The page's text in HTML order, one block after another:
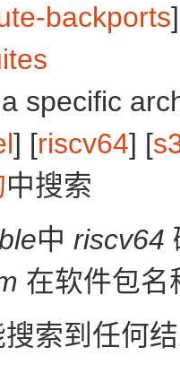
backports
specific
] [riscv64] [
中搜索
中 riscv64
在软件包名
索到任何